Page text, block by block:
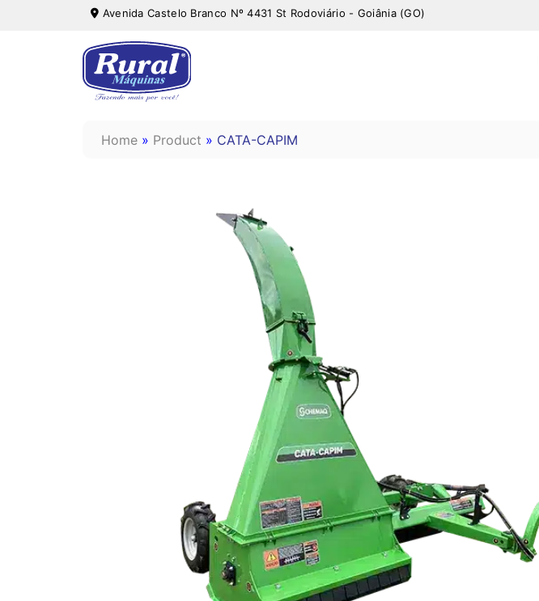
Avenida Castelo Branco Nº 4431 St Rodoviário - Goiânia (GO)
Home » Product » CATA-CAPIM